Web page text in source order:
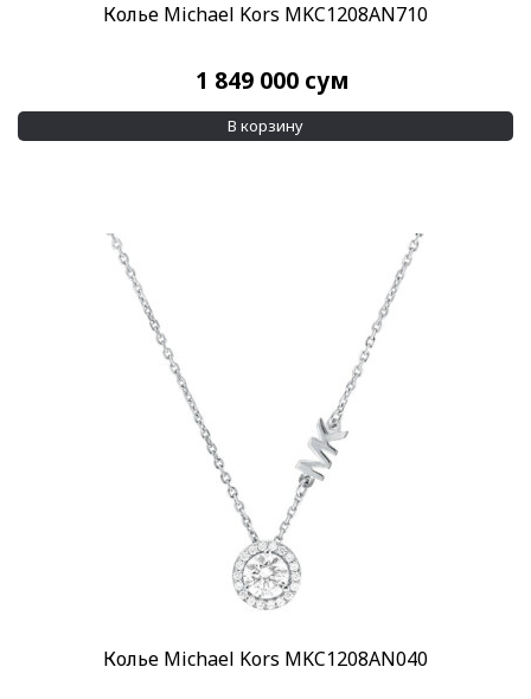
Колье Michael Kors MKC1208AN710
1 849 000 сум
В корзину
Колье Michael Kors MKC1208AN040